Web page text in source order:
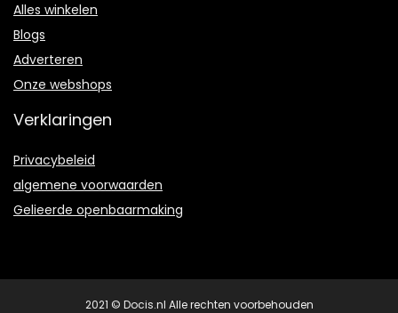
Alles winkelen
Blogs
Adverteren
Onze webshops
Verklaringen
Privacybeleid
algemene voorwaarden
Gelieerde openbaarmaking
2021 © Docis.nl Alle rechten voorbehouden